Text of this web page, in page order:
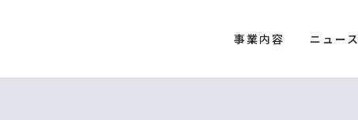
事業内容 ニュース